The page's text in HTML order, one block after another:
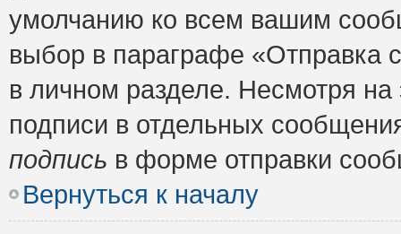
умолчанию ко всем вашим
выбор в параграфе «Отправка
в личном разделе. Несмотря
подписи в отдельных
подпись в форме отправки
Вернуться к началу